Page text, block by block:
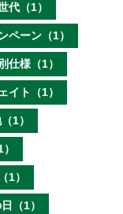
代（1）
ペーン（1）
仕様（1）
イト（1）
1）
1）
（1）